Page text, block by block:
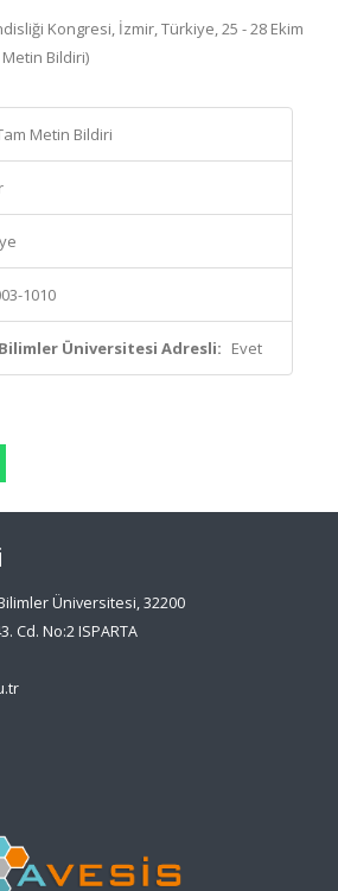
Kongresi, İzmir, Türkiye, 25 - 28 Ekim
Metin Bildiri)
Metin Bildiri
1010
Üniversitesi Adresli: Evet
Üniversitesi, 32200
Cd. No:2 ISPARTA